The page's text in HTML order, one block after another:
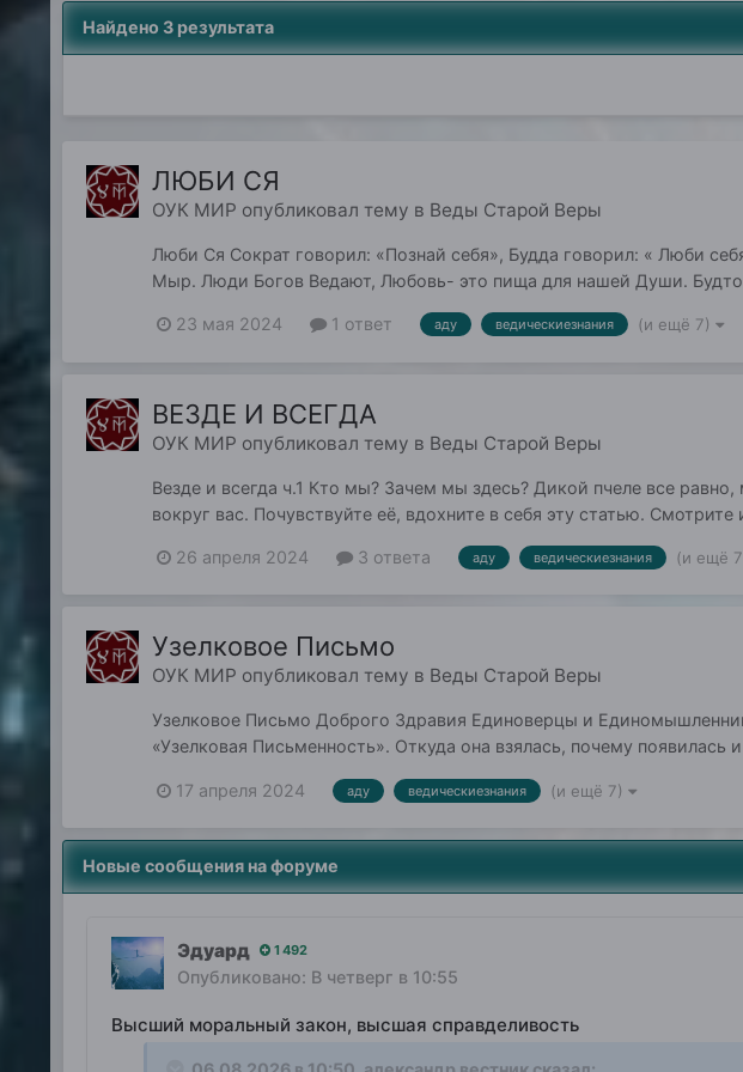
Найдено 3 результата
ЛЮБИ СЯ
ОУК МИР опубликовал тему в Веды Старой Веры
Люби Ся Сократ говорил: «Познай себя», Будда говорил: « Люби
Мыр. Люди Богов Ведают, Любовь- это пища для нашей Души.
23 мая 2024 1 ответ аду ведическиезнания (и ещё 7)
ВЕЗДЕ И ВСЕГДА
ОУК МИР опубликовал тему в Веды Старой Веры
Везде и всегда ч.1 Кто мы? Зачем мы здесь? Дикой пчеле все
вокруг вас. Почувствуйте её, вдохните в себя эту статью.
26 апреля 2024 3 ответа аду ведическиезнания (и ещё
Узелковое Письмо
ОУК МИР опубликовал тему в Веды Старой Веры
Узелковое Письмо Доброго Здравия Единоверцы и
«Узелковая Письменность». Откуда она взялась, почему
17 апреля 2024
аду ведическиезнания (и ещё 7)
Новые сообщения на форуме
Эдуард 1 492
Опубликовано: В четверг в 10:55
Высший моральный закон, высшая справделивость